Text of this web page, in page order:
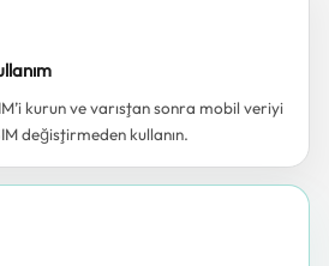
kurun ve varıştan sonra mobil veriyi
değiştirmeden kullanın.